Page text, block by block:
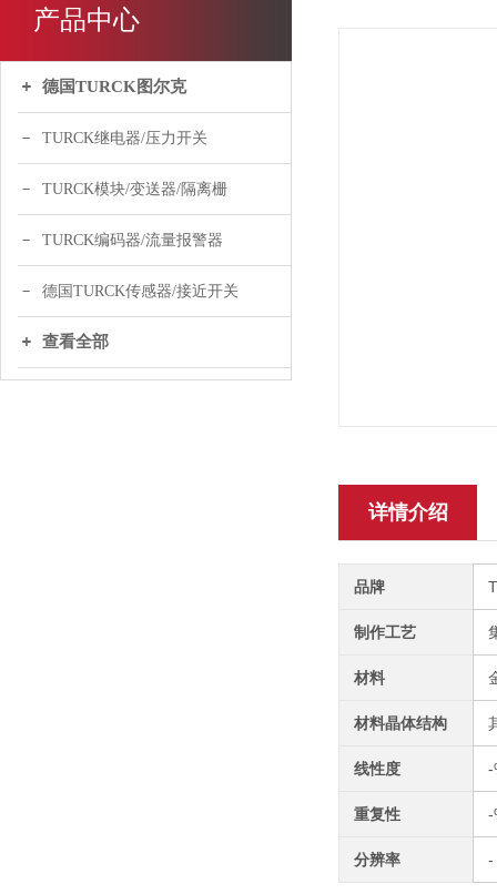
产品中心
德国TURCK图尔克
TURCK继电器/压力开关
TURCK模块/变送器/隔离栅
TURCK编码器/流量报警器
德国TURCK传感器/接近开关
查看全部
详情介绍
品牌
制作工艺
材料
材料晶体结构
线性度 -
重复性 -
分辨率 -